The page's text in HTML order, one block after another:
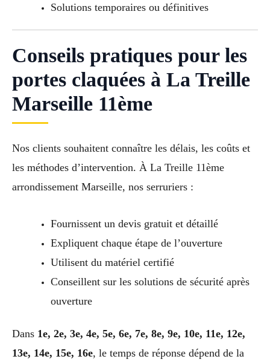
Solutions temporaires ou définitives
Conseils pratiques pour les
portes claquées à La Treille
Marseille 11ème
Nos clients souhaitent connaître les délais, les coûts et
les méthodes d’intervention. À La Treille 11ème
arrondissement Marseille, nos serruriers :
Fournissent un devis gratuit et détaillé
Expliquent chaque étape de l’ouverture
Utilisent du matériel certifié
Conseillent sur les solutions de sécurité après
ouverture
Dans 1e, 2e, 3e, 4e, 5e, 6e, 7e, 8e, 9e, 10e, 11e, 12e,
13e, 14e, 15e, 16e, le temps de réponse dépend de la